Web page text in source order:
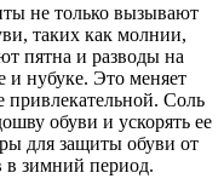
не только вызывают
таких как молнии,
пятна и разводы на
и нубуке. Это меняет
привлекательной. Соль
обуви и ускорять ее
для защиты обуви от
в зимний период.